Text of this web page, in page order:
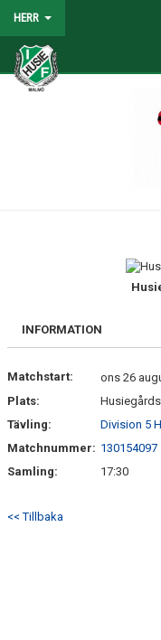
HERR
HEM
BILDGALLERI
INFORMATION
Matchstart:
ons 26
Plats:
Tävling:
Division 5
Matchnummer: 130154097
Samling:
17:30
<< Tillbaka